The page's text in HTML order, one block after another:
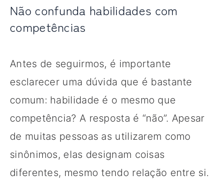
Não confunda habilidades com
competências
Antes de seguirmos, é importante
esclarecer uma dúvida que é bastante
comum: habilidade é o mesmo que
competência? A resposta é “não”. Apesar
de muitas pessoas as utilizarem como
sinônimos, elas designam coisas
diferentes, mesmo tendo relação entre si.